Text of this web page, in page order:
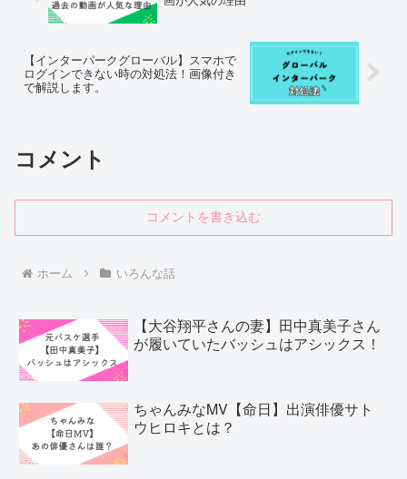
【インターパークグローバル】スマホで
ログインできない時の対処法！画像付き
で解説します。
コメント
コメントを書き込む
ホーム いろんな話
【大谷翔平さんの妻】田中真美子さん
が履いていたバッシュはアシックス！
ちゃんみなMV【命日】出演俳優サト
ウヒロキとは？